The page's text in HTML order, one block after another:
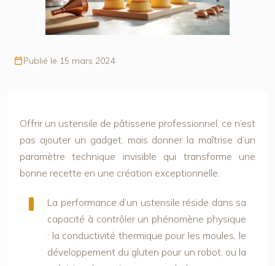
Publié le 15 mars 2024
Offrir un ustensile de pâtisserie professionnel, ce n’est
pas ajouter un gadget, mais donner la maîtrise d’un
paramètre technique invisible qui transforme une
bonne recette en une création exceptionnelle.
La performance d’un ustensile réside dans sa
capacité à contrôler un phénomène physique
: la conductivité thermique pour les moules, le
développement du gluten pour un robot, ou la